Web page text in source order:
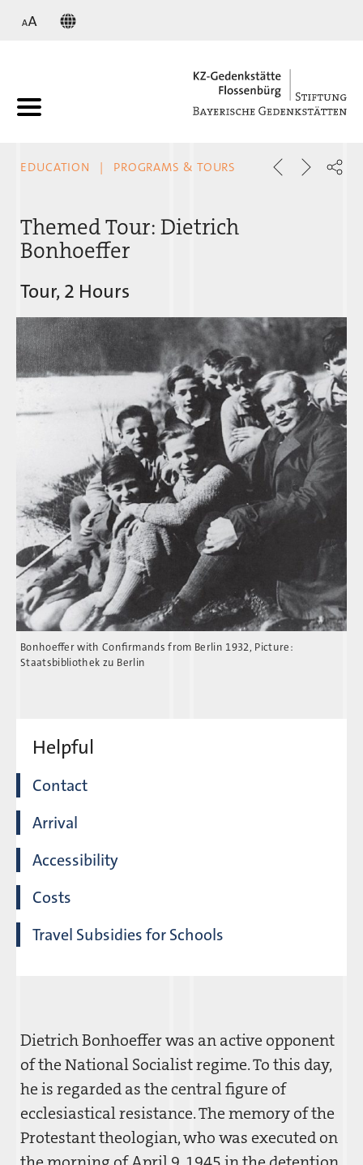
EDUCATION PROGRAMS & TOURS
Themed Tour: Dietrich
Bonhoeffer
Tour, 2 Hours
Bonhoeffer with Confirmands from Berlin 1932, Picture:
Staatsbibliothek zu Berlin
Helpful
Contact
Arrival
Accessibility
Costs
Travel Subsidies for Schools
Dietrich Bonhoeffer was an active opponent
of the National Socialist regime. To this day,
he is regarded as the central figure of
ecclesiastical resistance. The memory of the
Protestant theologian, who was executed on